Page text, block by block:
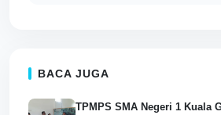
BACA JUGA
TPMPS SMA Negeri 1 Kuala